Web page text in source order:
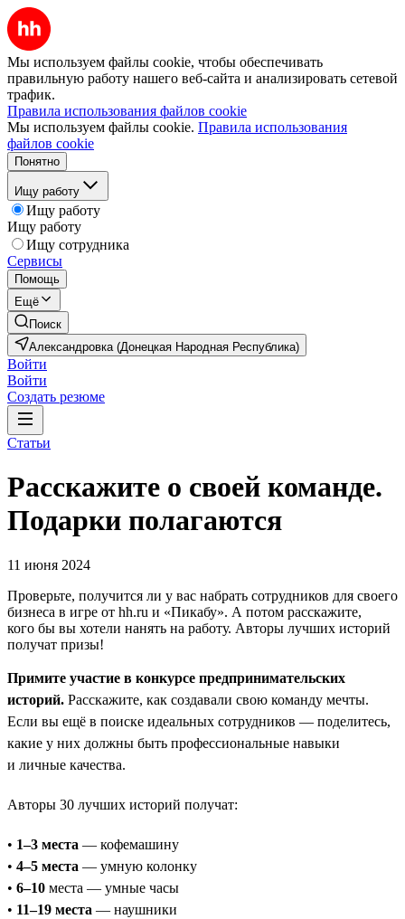
Мы используем файлы cookie, чтобы обеспечивать
правильную работу нашего веб-сайта и анализировать сетевой
трафик.
Правила использования файлов cookie
Мы используем файлы cookie. Правила использования
файлов cookie
Понятно
Ищу работу
Ищу работу
Ищу работу
Ищу сотрудника
Сервисы
Помощь
Ещё
Поиск
Александровка (Донецкая Народная Республика)
Войти
Войти
Создать резюме
Статьи
Расскажите о своей команде.
Подарки полагаются
11 июня 2024
Проверьте, получится ли у вас набрать сотрудников для своего
бизнеса в игре от hh.ru и «Пикабу». А потом расскажите,
кого бы вы хотели нанять на работу. Авторы лучших историй
получат призы!
Примите участие в конкурсе предпринимательских
историй. Расскажите, как создавали свою команду мечты.
Если вы ещё в поиске идеальных сотрудников — поделитесь,
какие у них должны быть профессиональные навыки
и личные качества.
Авторы 30 лучших историй получат:
• 1–3 места — кофемашину
• 4–5 места — умную колонку
• 6–10 места — умные часы
• 11–19 места — наушники